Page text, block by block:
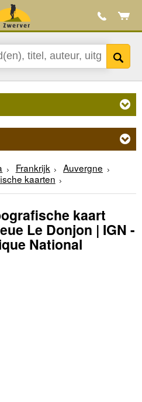
Frankrijk
Auvergne
kaarten
kaart
Le Donjon | IGN -
National